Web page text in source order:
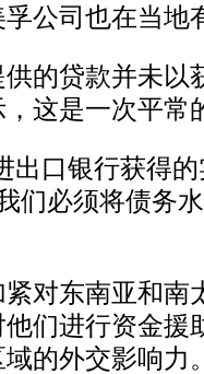
公司也在当地
贷款并未以
这是一次平常
口银行获得的
们必须将债务
东南亚和南
们进行资金援
的外交影响力